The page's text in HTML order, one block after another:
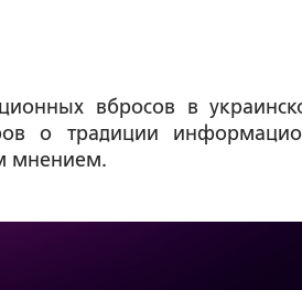
вбросов в
о традиции
мнением.